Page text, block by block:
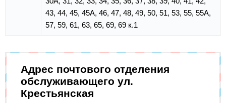
43, 44, 45, 45А, 46, 47, 48, 49, 50, 51, 53, 55, 55А,
57, 59, 61, 63, 65, 69, 69 к.1
Адрес почтового отделения
обслуживающего ул.
Крестьянская